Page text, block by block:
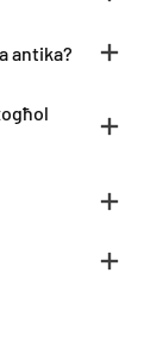
antika?